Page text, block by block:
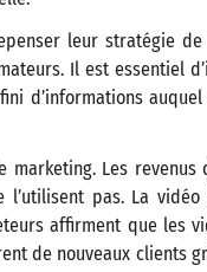
leur stratégie de
Il est essentiel
d’informations
Les revenus
pas​​. La
affirment que les
de nouveaux clients